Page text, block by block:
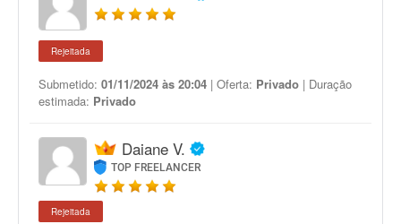
Rejeitada
Submetido: 01/11/2024 às 20:04 | Oferta: Privado | Duração
estimada: Privado
Daiane V.
TOP FREELANCER
Rejeitada